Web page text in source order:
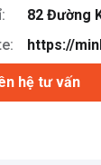
82 Đường
https://
hệ tư vấn